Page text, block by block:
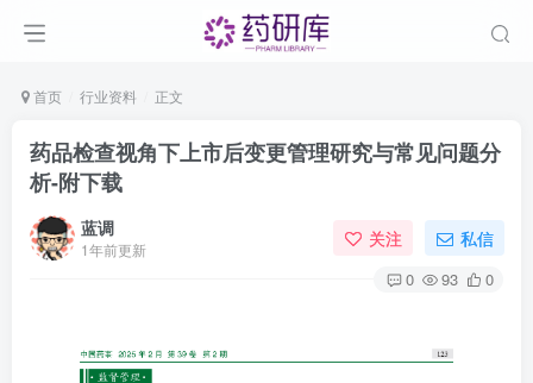
首页 行业资料 正文
药品检查视角下上市后变更管理研究与常见问题分
析-附下载
蓝调
1年前更新 关注 私信
0 93 0